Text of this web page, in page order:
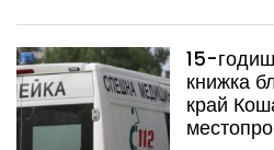
15-
книжка
край